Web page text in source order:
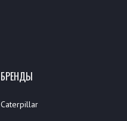
БРЕНДЫ
Caterpillar